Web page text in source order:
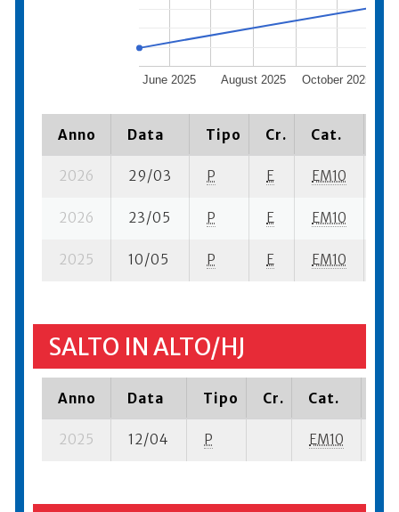
June 2025 August 2025 October 2025
Anno Data Tipo Cr. Cat.
2026 29/03 P E EM10
2026 23/05 P E EM10
2025 10/05 P E EM10
SALTO IN ALTO/HJ
Anno Data Tipo Cr. Cat.
2025 12/04 P EM10